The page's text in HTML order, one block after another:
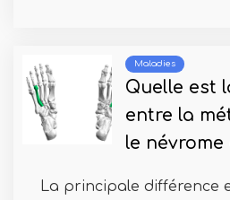
Maladies
Quelle est
entre la
le
La principale différence